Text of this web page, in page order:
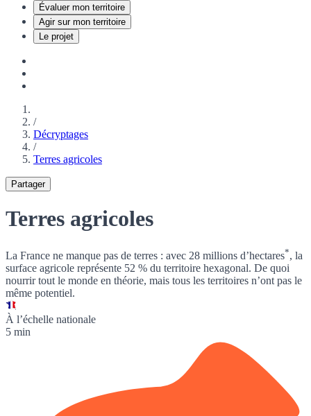
Évaluer mon territoire
Agir sur mon territoire
Le projet
/
Décryptages
/
Terres agricoles
Partager
Terres agricoles
La France ne manque pas de terres : avec 28 millions d’hectares*, la
surface agricole représente 52 % du territoire hexagonal. De quoi
nourrir tout le monde en théorie, mais tous les territoires n’ont pas le
même potentiel.
À l’échelle nationale
5 min